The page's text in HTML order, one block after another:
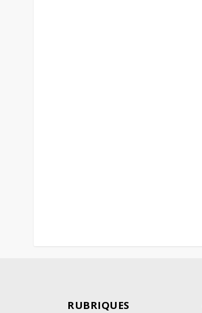
RUBRIQUES